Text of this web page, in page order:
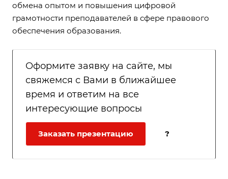
Оформите заявку на сайте, мы
свяжемся с Вами в ближайшее
время и ответим на все
интересующие вопросы
Заказать презентацию ?
обмена опытом и повышения цифровой
грамотности преподавателей в сфере правового
обеспечения образования.